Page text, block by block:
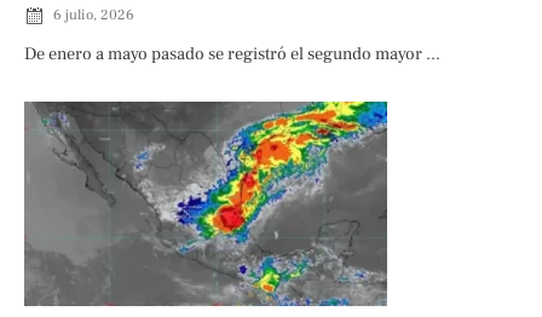
6 julio, 2026
De enero a mayo pasado se registró el segundo mayor ...